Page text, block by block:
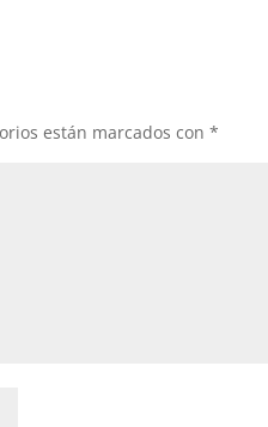
están marcados con*